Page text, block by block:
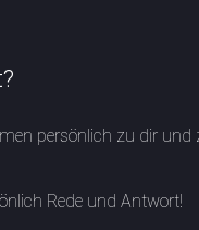
persönlich zu dir und
Rede und Antwort!